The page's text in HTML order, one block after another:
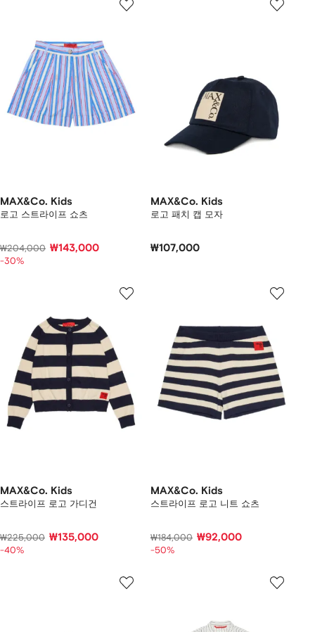
MAX&Co. Kids
로고 스트라이프 쇼츠
₩204,000 ₩143,000
-30%
MAX&Co. Kids
로고 패치 캡 모자
₩107,000
MAX&Co. Kids
스트라이프 로고 가디건
₩225,000 ₩135,000
-40%
MAX&Co. Kids
스트라이프 로고 니트 쇼츠
₩184,000 ₩92,000
-50%